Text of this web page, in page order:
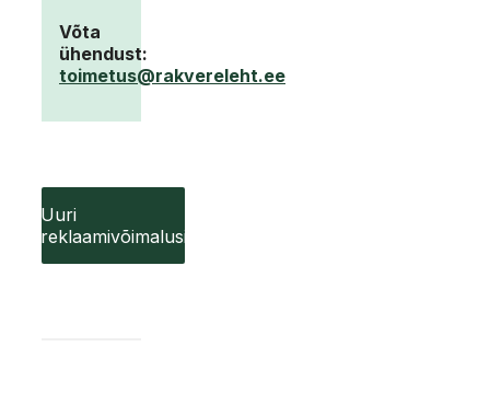
Võta
ühendust:
toimetus@rakvereleht.ee
Uuri
reklaamivõimalusi